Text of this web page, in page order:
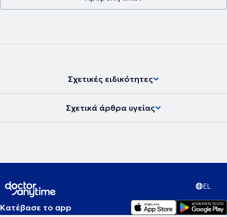
Σχετικές ειδικότητες
Σχετικά άρθρα υγείας
EL
Κατέβασε το app